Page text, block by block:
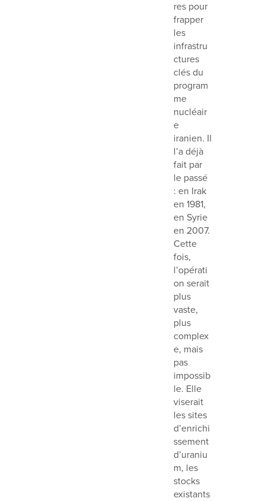
res pour
frapper
les
infrastru
ctures
clés du
program
me
nucléair
e
iranien. Il
l’a déjà
fait par
le passé
: en Irak
en 1981,
en Syrie
en 2007.
Cette
fois,
l’opérati
on serait
plus
vaste,
plus
complex
e, mais
pas
impossib
le. Elle
viserait
les sites
d’enrichi
ssement
d’uraniu
m, les
stocks
existants